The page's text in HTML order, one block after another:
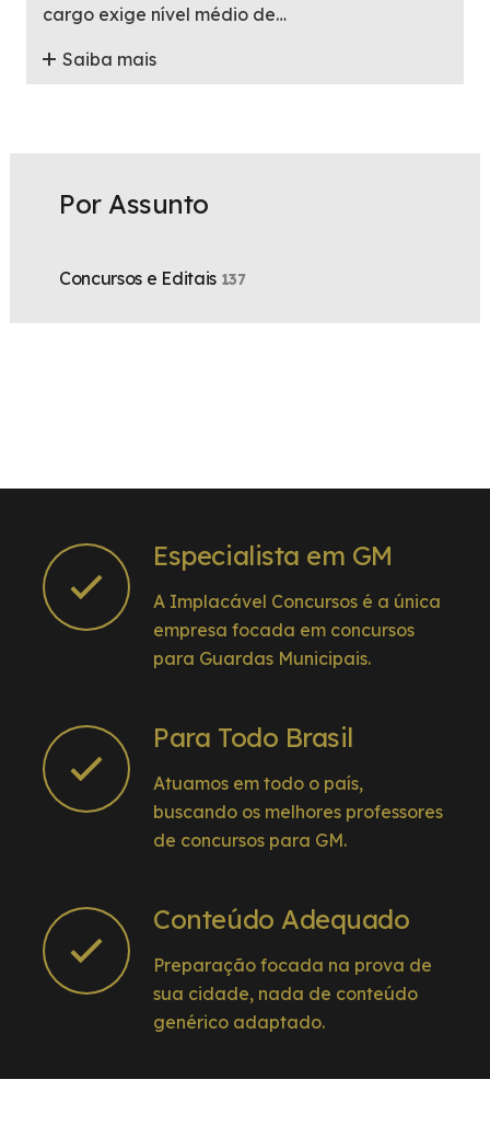
cargo exige nível médio de…
Saiba mais
Por Assunto
Concursos e Editais 137
Especialista em GM
A Implacável Concursos é a única
empresa focada em concursos
para Guardas Municipais.
Para Todo Brasil
Atuamos em todo o país,
buscando os melhores professores
de concursos para GM.
Conteúdo Adequado
Preparação focada na prova de
sua cidade, nada de conteúdo
genérico adaptado.